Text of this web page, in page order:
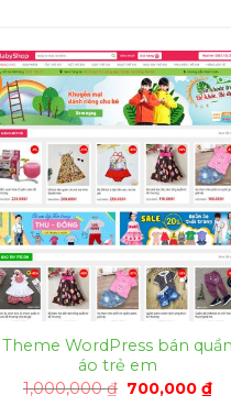
Theme WordPress bán quần
áo trẻ em
1,000,000₫ Giá
700,000₫Giá